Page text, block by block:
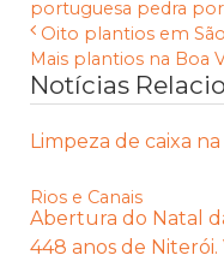
portuguesa pedra
Oito plantios em
Mais plantios na Boa
Notícias
Limpeza de caixa
Rios e Canais
Abertura do Natal
448 anos de Niterói.